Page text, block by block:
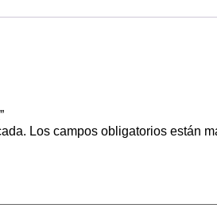
Los campos obligatorios están